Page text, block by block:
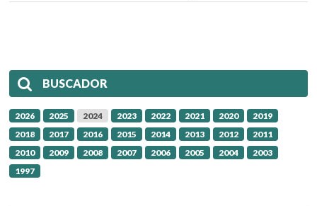
BUSCADOR
2026 2025 2024 2023 2022 2021 2020
2019
2018
2017 2016 2015 2014 2013 2012
2011
2010
2009 2008 2007 2006 2005 2004
2003
1997